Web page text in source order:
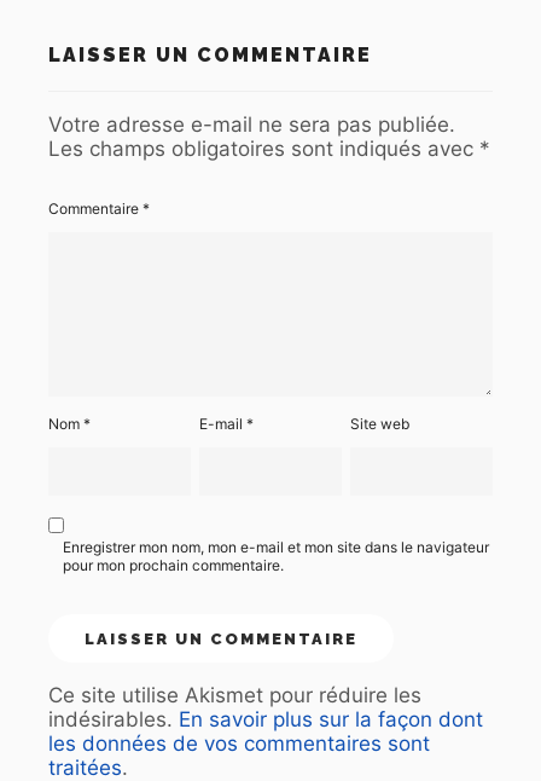
LAISSER UN COMMENTAIRE
Votre adresse e-mail ne sera pas publiée.
Les champs obligatoires sont indiqués avec *
Commentaire *
Nom * E-mail* Site web
Enregistrer mon nom, mon e-mail et mon site dans le navigateur
pour mon prochain commentaire.
Ce site utilise Akismet pour réduire les
indésirables. En savoir plus sur la façon dont
les données de vos commentaires sont
traitées.